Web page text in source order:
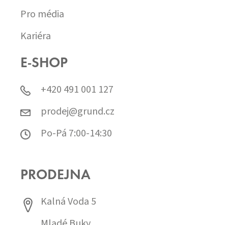
Pro média
Kariéra
E-SHOP
+420 491 001 127
prodej@grund.cz
Po-Pá 7:00-14:30
PRODEJNA
Kalná Voda 5